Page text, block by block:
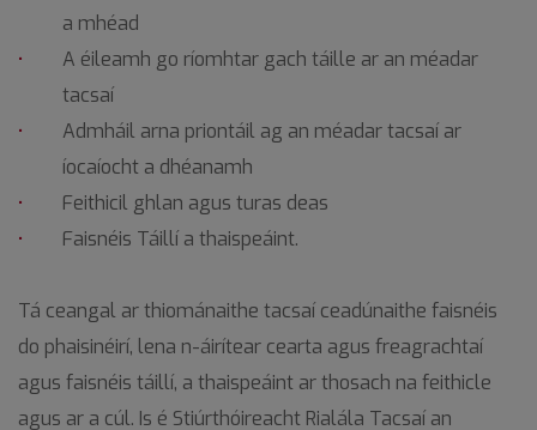
a mhéad
A éileamh go ríomhtar gach táille ar an méadar
tacsaí
Admháil arna priontáil ag an méadar tacsaí ar
íocaíocht a dhéanamh
Feithicil ghlan agus turas deas
Faisnéis Táillí a thaispeáint.
Tá ceangal ar thiománaithe tacsaí ceadúnaithe faisnéis
do phaisinéirí, lena n-áirítear cearta agus freagrachtaí
agus faisnéis táillí, a thaispeáint ar thosach na feithicle
agus ar a cúl. Is é Stiúrthóireacht Rialála Tacsaí an